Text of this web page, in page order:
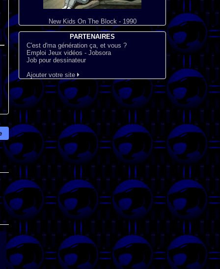
New Kids On The Block - 1990
PARTENAIRES
C'est d'ma génération ça, et vous ?
Emploi Jeux vidéos - Jobsora
Job pour dessinateur
Ajouter votre site